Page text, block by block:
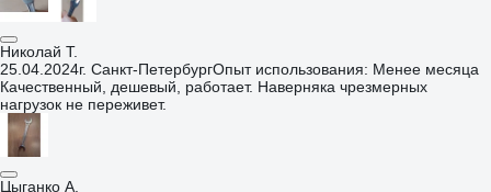
Николай Т.
25.04.2024г. Санкт-ПетербургОпыт использования: Менее месяца
Качественный, дешевый, работает. Наверняка чрезмерных
нагрузок не переживет.
Цыганко А.